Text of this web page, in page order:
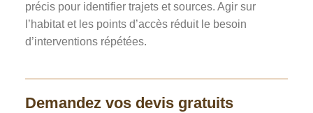
précis pour identifier trajets et sources. Agir sur
l’habitat et les points d’accès réduit le besoin
d’interventions répétées.
Demandez vos devis gratuits